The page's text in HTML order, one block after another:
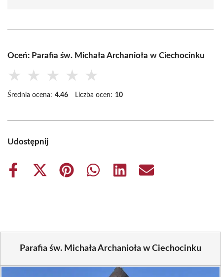
Oceń: Parafia św. Michała Archanioła w Ciechocinku
★ ★ ★ ★ ★
Średnia ocena: 4.46 Liczba ocen: 10
Udostępnij
Share
Share
Share
Share
Share
Share
Parafia św. Michała Archanioła w Ciechocinku